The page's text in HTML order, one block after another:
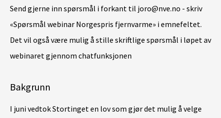
Send gjerne inn spørsmål i forkant til joro@nve.no - skriv
«Spørsmål webinar Norgespris fjernvarme» i emnefeltet.
Det vil også være mulig å stille skriftlige spørsmål i løpet av
webinaretgjennom chatfunksjonen
Bakgrunn
I juni vedtok Stortinget en lov som gjør det mulig å velge